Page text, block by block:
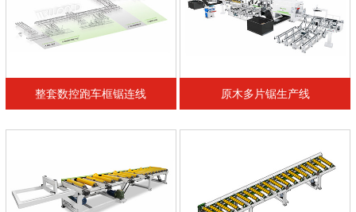
整套数控跑车框锯连线 原木多片锯生产线